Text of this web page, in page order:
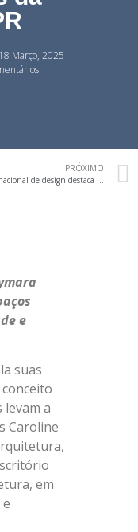
18 Março, 2025
PRÓXIMO
Concurso nacional de design destaca Aparador Lá e Cá da associada Rosa Dalledone
e
suas
levam a
Caroline
em